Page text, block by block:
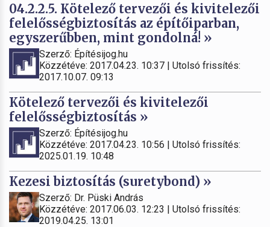
04.2.2.5. Kötelező tervezői és kivitelezői
felelősségbiztosítás az építőiparban,
egyszerűbben, mint gondolná! »
Szerző: Építésijog.hu
Közzétéve: 2017.04.23. 10:37 | Utolsó frissítés:
2017.10.07. 09:13
Kötelező tervezői és kivitelezői
felelősségbiztosítás »
Szerző: Építésijog.hu
Közzétéve: 2017.04.23. 10:56 | Utolsó frissítés:
2025.01.19. 10:48
Kezesi biztosítás (suretybond) »
Szerző: Dr. Püski András
Közzétéve: 2017.06.03. 12:23 | Utolsó frissítés:
2019.04.25. 13:01